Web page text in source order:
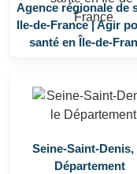
Agence régionale de
Ile-de-France | Agir
santé en Île-de-
Seine-Saint-Denis,
Département